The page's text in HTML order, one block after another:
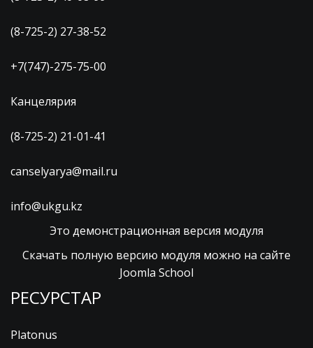
(8-725-2) 27-38-52
+7(747)-275-75-00
Канцелярия
(8-725-2) 21-01-41
canselyarya@mail.ru
info@ukgu.kz
Это демонстрационная версия модуля
Скачать полную версию модуля можно на сайте
Joomla School
РЕСУРСТАР
Platonus